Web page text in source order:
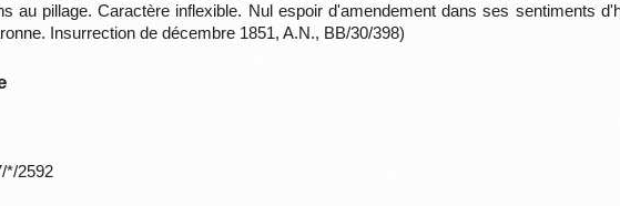
au pillage. Caractère inflexible. Nul espoir d'amendement dans ses sentiments
Insurrection de décembre 1851, A.N., BB/30/398)
*/2592